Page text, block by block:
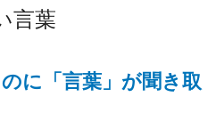
言葉
に「言葉」が聞き取